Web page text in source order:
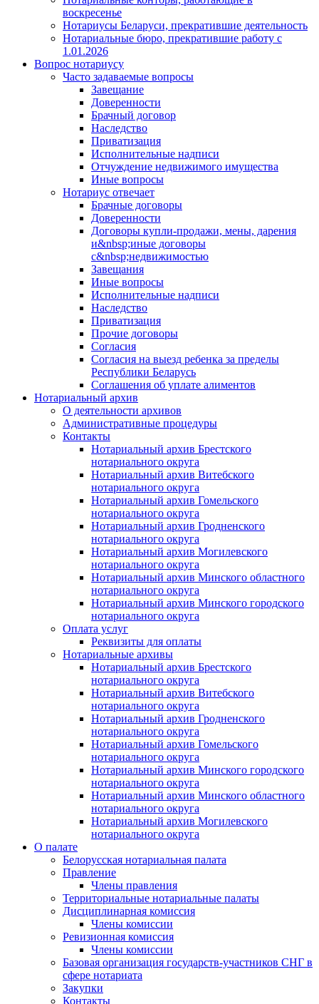
воскресенье
Нотариусы Беларуси, прекратившие деятельность
Нотариальные бюро, прекратившие работу с
1.01.2026
Вопрос нотариусу
Часто задаваемые вопросы
Завещание
Доверенности
Брачный договор
Наследство
Приватизация
Исполнительные надписи
Отчуждение недвижимого имущества
Иные вопросы
Нотариус отвечает
Брачные договоры
Доверенности
Договоры купли-продажи, мены, дарения
и&nbsp;иные договоры
с&nbsp;недвижимостью
Завещания
Иные вопросы
Исполнительные надписи
Наследство
Приватизация
Прочие договоры
Согласия
Согласия на выезд ребенка за пределы
Республики Беларусь
Соглашения об уплате алиментов
Нотариальный архив
О деятельности архивов
Административные процедуры
Контакты
Нотариальный архив Брестского
нотариального округа
Нотариальный архив Витебского
нотариального округа
Нотариальный архив Гомельского
нотариального округа
Нотариальный архив Гродненского
нотариального округа
Нотариальный архив Могилевского
нотариального округа
Нотариальный архив Минского областного
нотариального округа
Нотариальный архив Минского городского
нотариального округа
Оплата услуг
Реквизиты для оплаты
Нотариальные архивы
Нотариальный архив Брестского
нотариального округа
Нотариальный архив Витебского
нотариального округа
Нотариальный архив Гродненского
нотариального округа
Нотариальный архив Гомельского
нотариального округа
Нотариальный архив Минского городского
нотариального округа
Нотариальный архив Минского областного
нотариального округа
Нотариальный архив Могилевского
нотариального округа
О палате
Белорусская нотариальная палата
Правление
Члены правления
Территориальные нотариальные палаты
Дисциплинарная комиссия
Члены комиссии
Ревизионная комиссия
Члены комиссии
Базовая организация государств-участников СНГ в
сфере нотариата
Закупки
Контакты